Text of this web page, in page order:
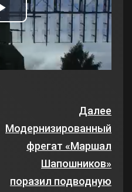
Play
Video
Далее
Модернизированный
фрегат «Маршал
Шапошников»
поразил подводную